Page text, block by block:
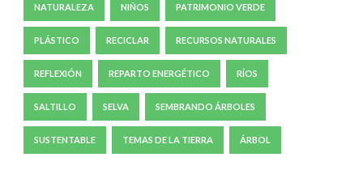
NATURALEZA NIÑOS PATRIMONIO VERDE
PLÁSTICO RECICLAR RECURSOS NATURALES
REFLEXIÓN REPARTO ENERGÉTICO RÍOS
SALTILLO SELVA SEMBRANDO ÁRBOLES
SUSTENTABLE TEMAS DE LA TIERRA ÁRBOL